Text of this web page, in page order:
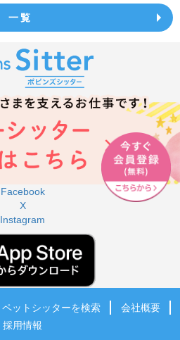
一覧
Facebook
X
Instagram
ペットシッターを検索
会社概要
採用情報